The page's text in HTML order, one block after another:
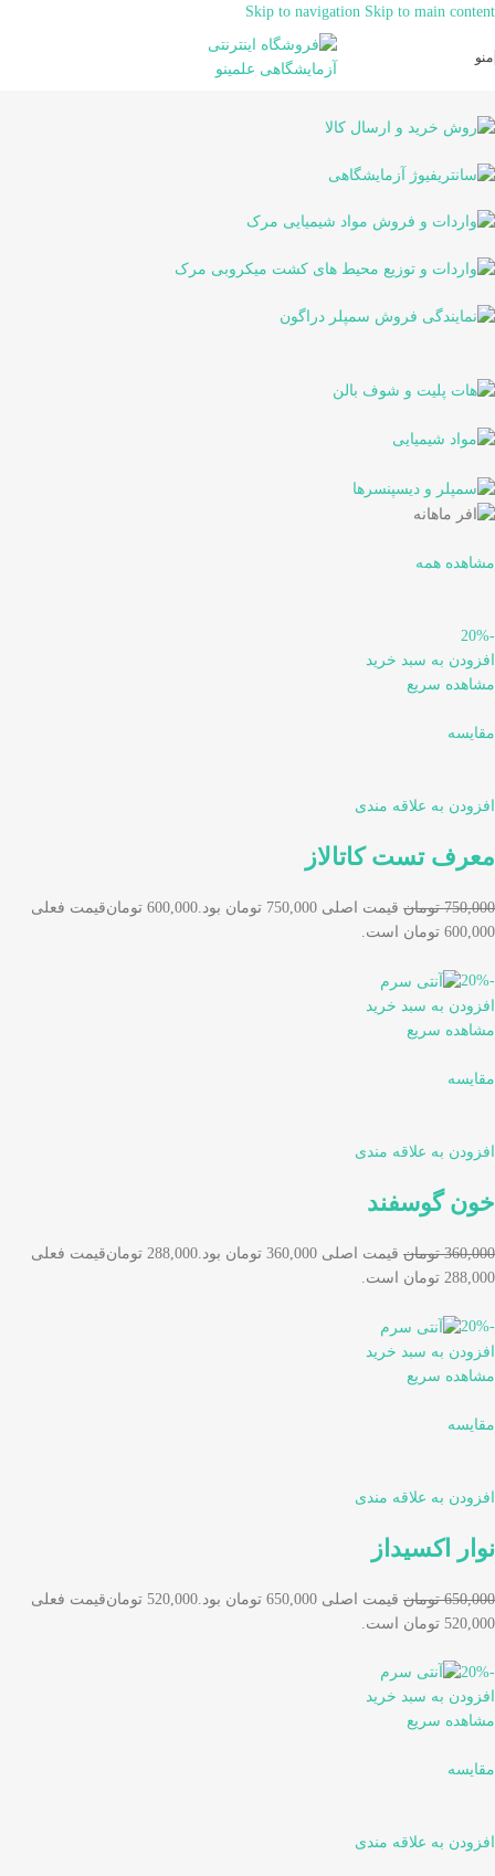
Skip to navigation Skip to main content
منو
مشاهده همه
-20%
افزودن به سبد خرید
مشاهده سریع
مقایسه
افزودن به علاقه مندی
معرف تست کاتالاز
750,000 تومان قیمت اصلی 750,000 تومان بود. 600,000 تومان
قیمت فعلی
600,000 تومان است.
-20%
افزودن به سبد خرید
مشاهده سریع
مقایسه
افزودن به علاقه مندی
خون گوسفند
360,000 تومان قیمت اصلی 360,000 تومان بود. 288,000 تومان
قیمت فعلی
288,000 تومان است.
-20%
افزودن به سبد خرید
مشاهده سریع
مقایسه
افزودن به علاقه مندی
نوار اکسیداز
650,000 تومان قیمت اصلی 650,000 تومان بود. 520,000 تومان
قیمت فعلی
520,000 تومان است.
-20%
افزودن به سبد خرید
مشاهده سریع
مقایسه
افزودن به علاقه مندی